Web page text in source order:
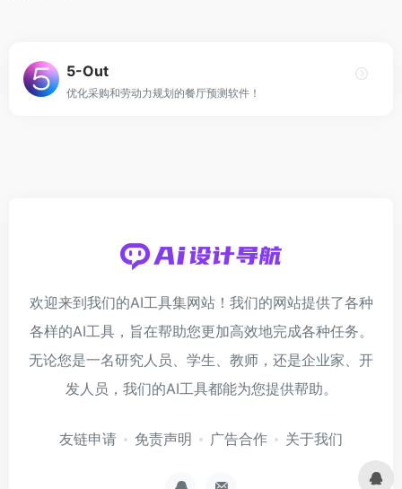
5-Out
优化采购和劳动力规划的餐厅预测软件！
欢迎来到我们的AI工具集网站！我们的网站提供了各种
各样的AI工具，旨在帮助您更加高效地完成各种任务。
无论您是一名研究人员、学生、教师，还是企业家、开
发人员，我们的AI工具都能为您提供帮助。
友链申请 免责声明 广告合作 关于我们